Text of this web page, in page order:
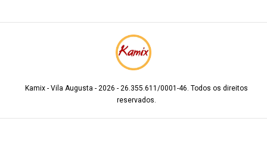
Kamix - Vila Augusta - 2026 - 26.355.611/0001-46. Todos os direitos
reservados.